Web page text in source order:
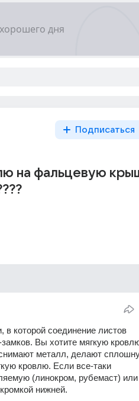
Подписаться
на фальцевую
в которой соединение листов
Вы хотите мягкую
металл, делают
кровлю. Если все-таки
(линокром, рубемаст) или
нижней.